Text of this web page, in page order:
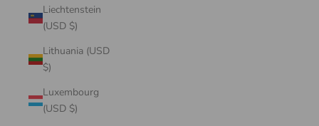
Liechtenstein
(USD $)
Lithuania (USD
$)
Luxembourg
(USD $)